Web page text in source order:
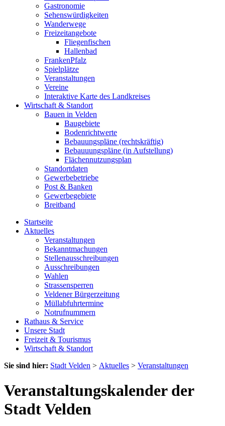
Gastronomie
Sehenswürdigkeiten
Wanderwege
Freizeitangebote
Fliegenfischen
Hallenbad
FrankenPfalz
Spielplätze
Veranstaltungen
Vereine
Interaktive Karte des Landkreises
Wirtschaft & Standort
Bauen in Velden
Baugebiete
Bodenrichtwerte
Bebauungspläne (rechtskräftig)
Bebauuungspläne (in Aufstellung)
Flächennutzungsplan
Standortdaten
Gewerbebetriebe
Post & Banken
Gewerbegebiete
Breitband
Startseite
Aktuelles
Veranstaltungen
Bekanntmachungen
Stellenausschreibungen
Ausschreibungen
Wahlen
Strassensperren
Veldener Bürgerzeitung
Müllabfuhrtermine
Notrufnummern
Rathaus & Service
Unsere Stadt
Freizeit & Tourismus
Wirtschaft & Standort
Sie sind hier: Stadt Velden > Aktuelles > Veranstaltungen
Veranstaltungskalender der
Stadt Velden